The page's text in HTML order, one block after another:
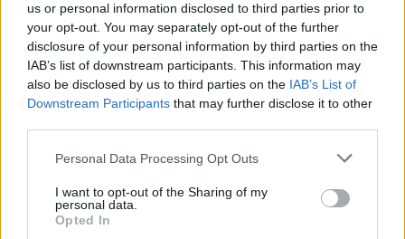
us or personal information disclosed to third parties prior to
your opt-out. You may separately opt-out of the further
disclosure of your personal information by third parties on the
IAB’s list of downstream participants. This information may
also be disclosed by us to third parties on the IAB’s List of
Downstream Participants that may further disclose it to other
Please note that this website/app uses one or more Google
not limited to your visit or usage behaviour. You may click to
grant or deny consent to Google and its third-party tags to
use your data for below specified purposes in below Google
Personal Data Processing Opt Outs
I want to opt-out of the Sharing of my
personal data.
Opted In